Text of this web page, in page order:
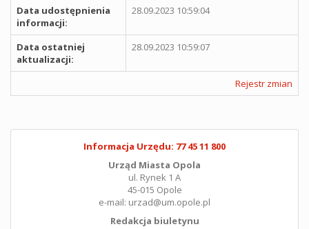
Data udostępnienia
informacji:
28.09.2023 10:59:04
Data ostatniej
aktualizacji:
28.09.2023 10:59:07
Rejestr zmian
Informacja Urzędu: 77 45 11 800
Urząd Miasta Opola
ul. Rynek 1 A
45-015 Opole
e-mail: urzad@um.opole.pl
Redakcja biuletynu